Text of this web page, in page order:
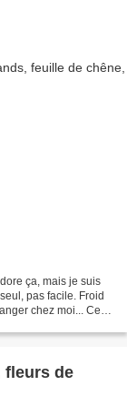
ça, mais je suis
pas facile. Froid
chez moi... Cette
fleurs de